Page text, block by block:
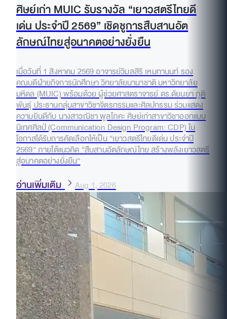
ศิษย์เก่า MUIC รับรางวัล “เยาวสตรีไทยดี
เด่น ประจำปี 2569” เชิดชูการสืบสานอัต
ลักษณ์ไทยสู่อนาคตอย่างยั่งยืน
เมื่อวันที่ 1 สิงหาคม 2569 อาจารย์วิมลสิริ เหมทานนท์ รอง
คณบดีฝ่ายกิจการนักศึกษา วิทยาลัยนานาชาติ มหาวิทยาลัย
มหิดล (MUIC) พร้อมด้วย ผู้ช่วยศาสตราจารย์ ดร.ดัยนยา ภูติ
พันธุ์ ประธานกลุ่มสาขาวิชาจิตรกรรมและศิลปกรรม ร่วมแสดง
ความยินดีกับ นางสาวณิชา พูลโภคะ ศิษย์เก่าสาขาวิชาออกแบบ
นิเทศศิลป์ (Communication Design Program: CDP) ใน
โอกาสได้รับการคัดเลือกให้เป็น “เยาวสตรีไทยดีเด่น ประจำปี
2569” ภายใต้แนวคิด “สืบสานอัตลักษณ์ไทย สร้างพลังเยาวสตรี
สู่อนาคตอย่างยั่งยืน”
อ่านเพิ่มเติม Aug 1, 2026